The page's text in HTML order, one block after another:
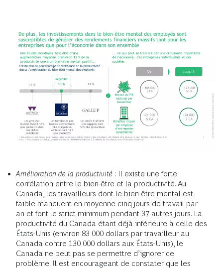
Amélioration de la productivité : Il existe une forte
corrélation entre le bien-être et la productivité. Au
Canada, les travailleurs dont le bien-être mental est
faible manquent en moyenne cinq jours de travail par
an et font le strict minimum pendant 37 autres jours. La
productivité du Canada étant déjà inférieure à celle des
États-Unis (environ 83 000 dollars par travailleur au
Canada contre 130 000 dollars aux États-Unis), le
Canada ne peut pas se permettre d’ignorer ce
problème. Il est encourageant de constater que les